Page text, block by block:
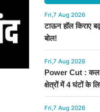
Fri,7 Aug 2026
टाऊन हॉल किराए
बोल!
Fri,7 Aug 2026
Power Cut : कल
क्षेत्रों में 4 घंटों के
Fri,7 Aug 2026